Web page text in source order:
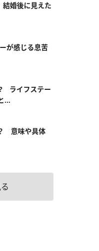
婚後に見えた
が感じる息苦
ライフステー
...
意味や具体